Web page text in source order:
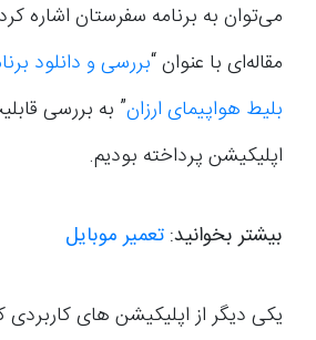
می‌توان به برنامه سفرستان اشاره
مقاله‌ای با عنوان “بررسی و دانلود
بلیط هواپیمای ارزان” به بررسی
اپلیکیشن پرداخته بودیم.
بیشتر بخوانید: تعمیر موبایل
یکی دیگر از اپلیکیشن های